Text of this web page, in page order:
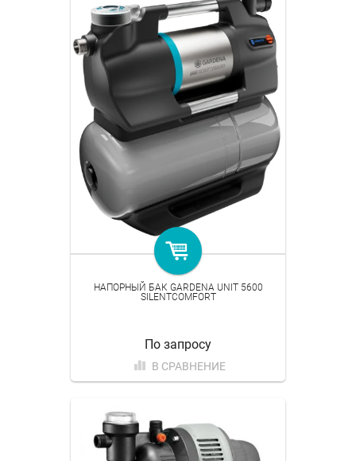
НАПОРНЫЙ БАК GARDENA UNIT 5600
SILENTCOMFORT
По запросу
В СРАВНЕНИЕ